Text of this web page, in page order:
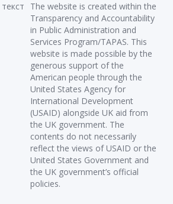
The website is created within the
Transparency and Accountability
in Public Administration and
Services Program/TAPAS. This
website is made possible by the
generous support of the
American people through the
United States Agency for
International Development
(USAID) alongside UK aid from
the UK government. The
contents do not necessarily
reflect the views of USAID or the
United States Government and
the UK government’s official
policies.